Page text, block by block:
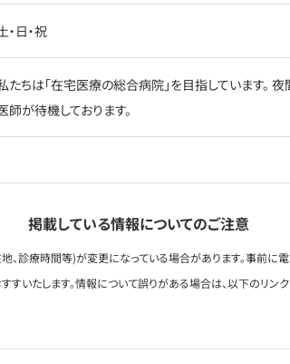
・日・祝
たちは「在宅医療の総合病院」を目指しています。
師が待機しております。
掲載している情報についてのご注意
、診療時間等)が変更になっている場合があります。事前に
すいたします。情報について誤りがある場合は、以下のリン